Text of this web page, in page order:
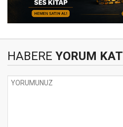
HABERE YORUM KAT